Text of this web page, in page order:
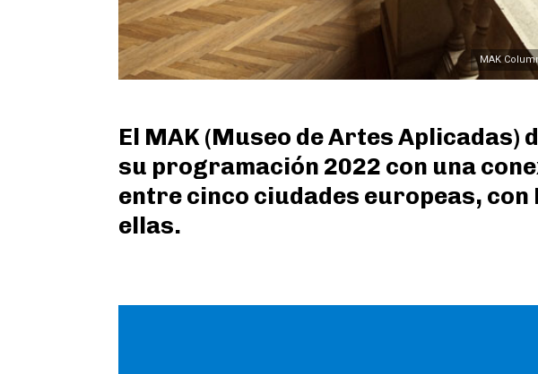
MAK
El MAK (Museo de Artes Aplicadas)
su programación 2022 con una
entre cinco ciudades europeas,
ellas.